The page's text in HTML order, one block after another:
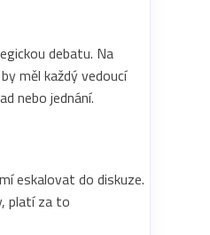
debatu. Na
měl každý vedoucí
nebo jednání.
eskalovat do diskuze.
platí za to